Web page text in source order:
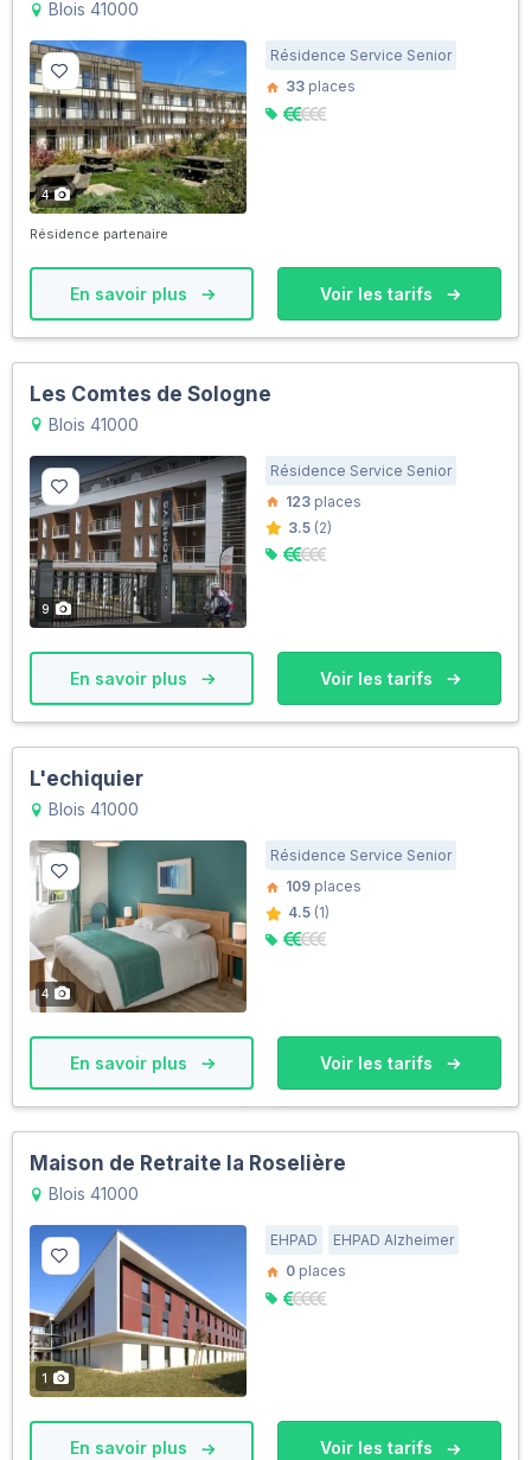
Blois 41000
4
Résidence Service Senior
33 places
Résidence partenaire
En savoir plus Voir les tarifs
Les Comtes de Sologne
Blois 41000
9
Résidence Service Senior
123 places
3.5 (2)
En savoir plus Voir les tarifs
L'echiquier
Blois 41000
4
Résidence Service Senior
109 places
4.5 (1)
En savoir plus Voir les tarifs
Maison de Retraite la Roselière
Blois 41000
1
EHPAD
EHPAD Alzheimer
0 places
En savoir plus Voir les tarifs